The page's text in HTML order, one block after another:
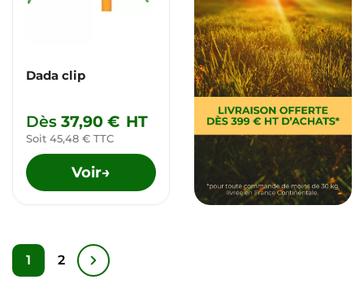
Dada clip
Dès 37,90 € HT
Soit 45,48 € TTC
Voir→
1 2